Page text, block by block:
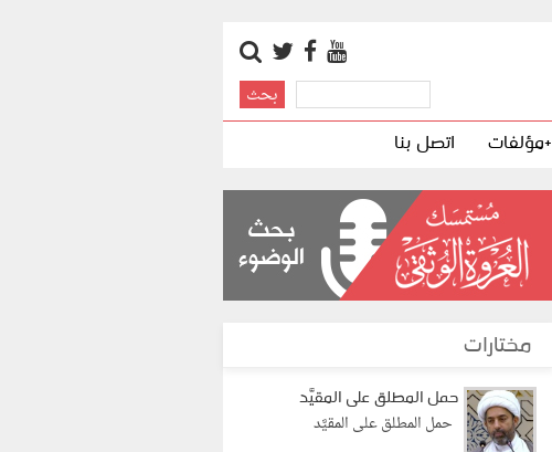
+مؤلفات اتصل بنا
مختارات
حمل المطلق على المقيَّد
حمل المطلق على المقيَّد